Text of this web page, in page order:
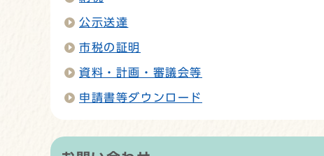
公示送達
市税の証明
資料・計画・審議会等
申請書等ダウンロード